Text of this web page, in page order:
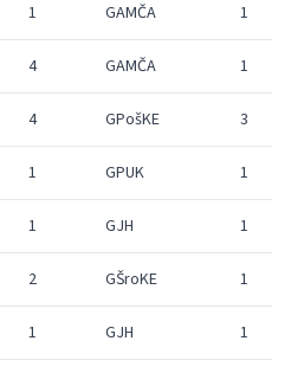
1 GAMČA 1
4 GAMČA 1
4 GPošKE 3
1 GPUK 1
1 GJH 1
2 GŠroKE 1
1 GJH 1